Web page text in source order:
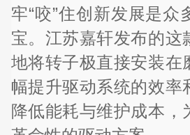
牢“咬”住创新发展是众
宝。江苏嘉轩发布的这
地将转子极直接安装在
幅提升驱动系统的效率
降低能耗与维护成本，